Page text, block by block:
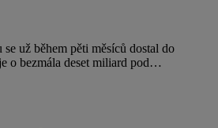
už během pěti měsíců dostal do
o bezmála deset miliard pod…